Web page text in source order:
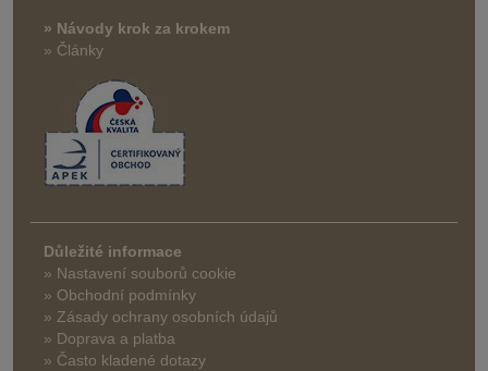
» Návody krok za krokem
» Články
Důležité informace
» Nastavení souborů cookie
» Obchodní podmínky
» Zásady ochrany osobních údajů
» Doprava a platba
» Často kladené dotazy